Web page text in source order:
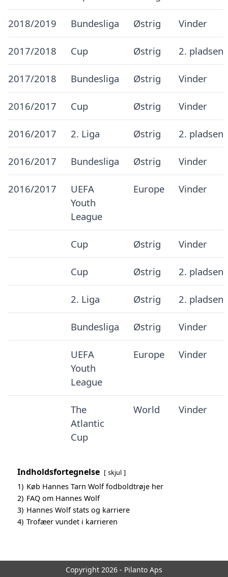
2018/2019 Bundesliga Østrig Vinder
2017/2018 Cup Østrig 2. pladsen
2017/2018 Bundesliga Østrig Vinder
2016/2017 Cup Østrig Vinder
2016/2017 2. Liga Østrig 2. pladsen
2016/2017 Bundesliga Østrig Vinder
2016/2017
UEFA
Youth
League
Europe Vinder
Cup Østrig Vinder
Cup Østrig 2. pladsen
2. Liga Østrig 2. pladsen
Bundesliga Østrig Vinder
UEFA
Youth
League
Europe Vinder
The
Atlantic
Cup
World Vinder
Indholdsfortegnelse skjul
1) Køb Hannes Tarn Wolf fodboldtrøje her
2) FAQ om Hannes Wolf
3) Hannes Wolf stats og karriere
4) Trofæer vundet i karrieren
Copyright 2026 - Pilanto Aps